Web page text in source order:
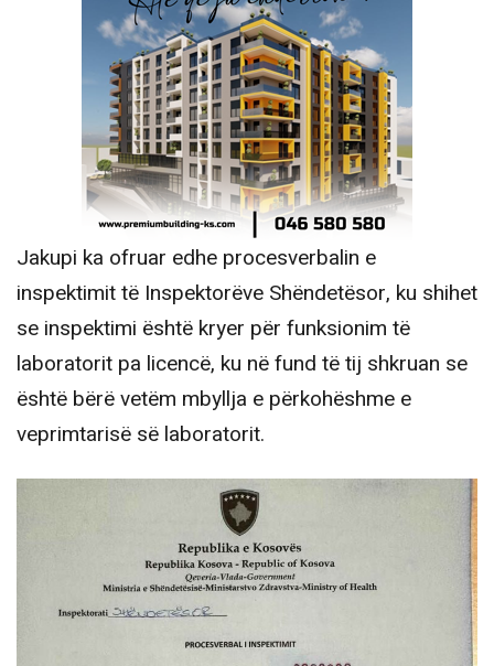
Jakupi ka ofruar edhe procesverbalin e
inspektimit të Inspektorëve Shëndetësor, ku shihet
se inspektimi është kryer për funksionim të
laboratorit pa licencë, ku në fund të tij shkruan se
është bërë vetëm mbyllja e përkohëshme e
veprimtarisë së laboratorit.